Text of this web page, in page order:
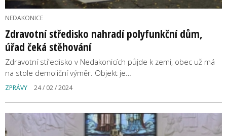
NEDAKONICE
Zdravotní středisko nahradí polyfunkční dům,
úřad čeká stěhování
Zdravotní středisko v Nedakonicích půjde k zemi, obec už má
na stole demoliční výměr. Objekt je…
ZPRÁVY 24 / 02 / 2024